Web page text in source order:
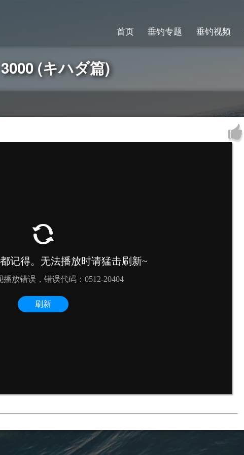
首页 垂钓专题 垂钓视频
(キハダ篇)